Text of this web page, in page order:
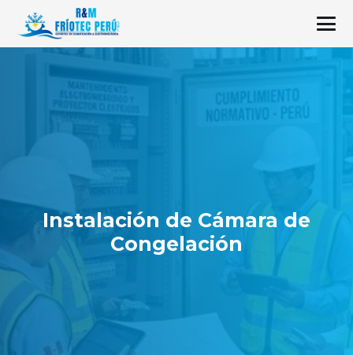
Instalación de Cámara de
Congelación